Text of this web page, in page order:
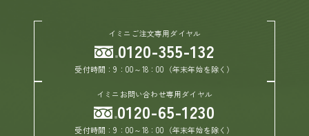
よくあるご質問
定期お届けサービス
イミニご注文専用ダイヤル
0120-355-132
受付時間：9：00～18：00（年末年始を除く）
イミニお問い合わせ専用ダイヤル
0120-65-1230
受付時間：9：00～18：00（年末年始を除く）